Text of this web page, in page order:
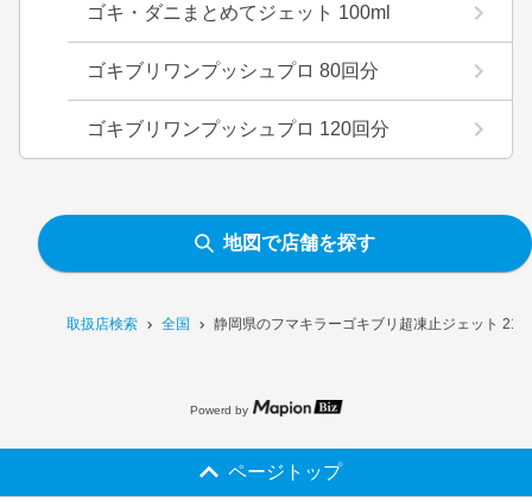
取扱店検索 全国 静岡県のフマキラーゴキブリ超凍止ジェット
ゴキ・ダニまとめてジェット 100ml
ゴキブリワンプッシュプロ 80回分
ゴキブリワンプッシュプロ 120回分
地図で店舗を探す
Powerd by
ページトップ